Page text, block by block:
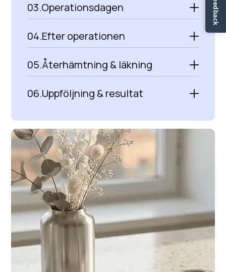
03.Operationsdagen
04.Efter operationen
05.Återhämtning & läkning
06.Uppföljning & resultat